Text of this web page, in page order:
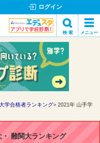
ログイン
検 索 メニュー
検索
学合格者ランキング
2021年 山手学
・ 難関大ランキング